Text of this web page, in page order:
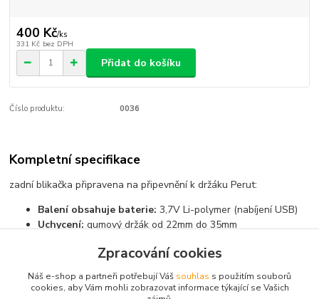
400 Kč/ks
331 Kč bez DPH
Přidat do košíku
Číslo produktu: 0036
Kompletní specifikace
zadní blikačka připravena na připevnění k držáku Perut:
Balení obsahuje baterie:3,7V Li-polymer (nabíjení USB)
Uchycení:gumový držák od 22mm do 35mm
Zboží zařazeno v kategoriích
Zpracování cookies
Náš e-shop a partneři potřebují Váš souhlas s použitím souborů
cookies, aby Vám mohli zobrazovat informace týkající se Vašich